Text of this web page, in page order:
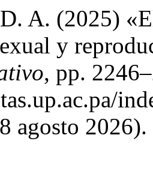
A. (2025)
y
, pp.
agosto 2026).